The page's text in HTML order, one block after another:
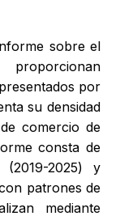
sobre el
por
su densidad
comercio de
consta de
2025) y
patrones de
mediante